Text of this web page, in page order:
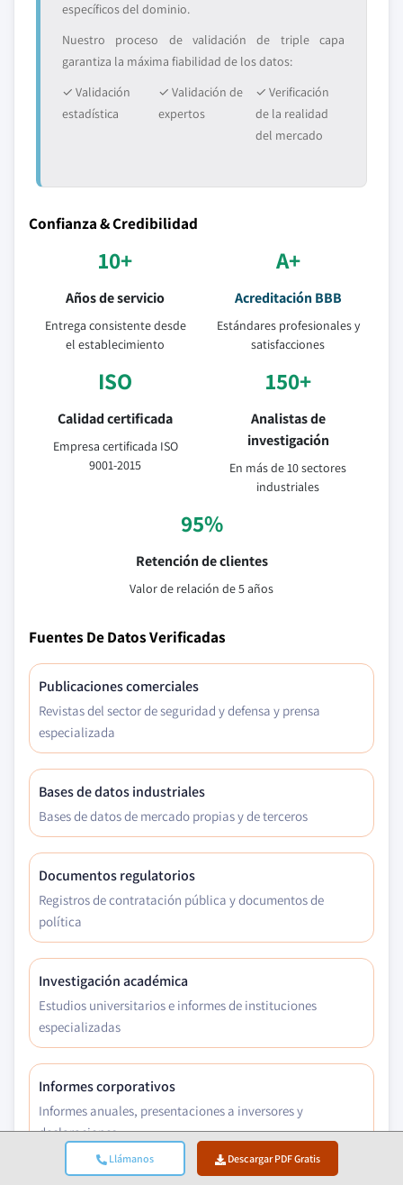
Llámanos Descargar PDF Gratis
específicos del dominio.
Nuestro proceso de validación de triple capa
garantiza la máxima fiabilidad de los datos:
✓ Validación
estadística
✓ Validación de
expertos
✓ Verificación
de la realidad
del mercado
Confianza & Credibilidad
10+
Años de servicio
Entrega consistente desde
el establecimiento
A+
Acreditación BBB
Estándares profesionales y
satisfacciones
ISO
Calidad certificada
Empresa certificada ISO
9001-2015
150+
Analistas de
investigación
En más de 10 sectores
industriales
95%
Retención de clientes
Valor de relación de 5 años
Fuentes De Datos Verificadas
Publicaciones comerciales
Revistas del sector de seguridad y defensa y prensa
especializada
Bases de datos industriales
Bases de datos de mercado propias y de terceros
Documentos regulatorios
Registros de contratación pública y documentos de
política
Investigación académica
Estudios universitarios e informes de instituciones
especializadas
Informes corporativos
Informes anuales, presentaciones a inversores y
declaraciones